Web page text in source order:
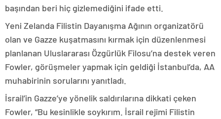
başından beri hiç gizlemediğini ifade etti.
Yeni Zelanda Filistin Dayanışma Ağının organizatörü
olan ve Gazze kuşatmasını kırmak için düzenlenmesi
planlanan Uluslararası Özgürlük Filosu’na destek veren
Fowler, görüşmeler yapmak için geldiği İstanbul’da, AA
muhabirinin sorularını yanıtladı.
İsrail’in Gazze’ye yönelik saldırılarına dikkati çeken
Fowler, “Bu kesinlikle soykırım. İsrail rejimi Filistin